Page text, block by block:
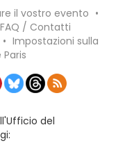
il vostro evento •
FAQ / Contatti
• Impostazioni sulla
del